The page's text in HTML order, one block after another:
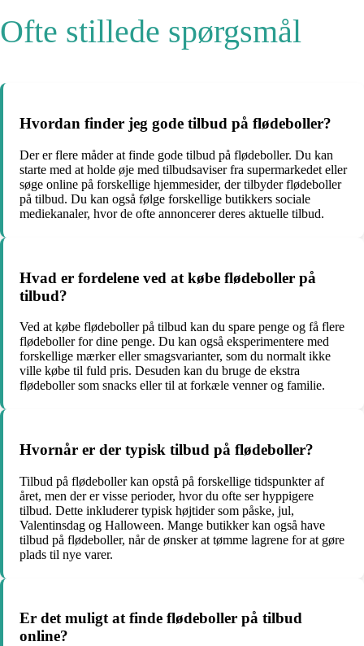
Ofte stillede spørgsmål
Hvordan finder jeg gode tilbud på flødeboller?
Der er flere måder at finde gode tilbud på flødeboller. Du kan
starte med at holde øje med tilbudsaviser fra supermarkedet eller
søge online på forskellige hjemmesider, der tilbyder flødeboller
på tilbud. Du kan også følge forskellige butikkers sociale
mediekanaler, hvor de ofte annoncerer deres aktuelle tilbud.
Hvad er fordelene ved at købe flødeboller på
tilbud?
Ved at købe flødeboller på tilbud kan du spare penge og få flere
flødeboller for dine penge. Du kan også eksperimentere med
forskellige mærker eller smagsvarianter, som du normalt ikke
ville købe til fuld pris. Desuden kan du bruge de ekstra
flødeboller som snacks eller til at forkæle venner og familie.
Hvornår er der typisk tilbud på flødeboller?
Tilbud på flødeboller kan opstå på forskellige tidspunkter af
året, men der er visse perioder, hvor du ofte ser hyppigere
tilbud. Dette inkluderer typisk højtider som påske, jul,
Valentinsdag og Halloween. Mange butikker kan også have
tilbud på flødeboller, når de ønsker at tømme lagrene for at gøre
plads til nye varer.
Er det muligt at finde flødeboller på tilbud
online?